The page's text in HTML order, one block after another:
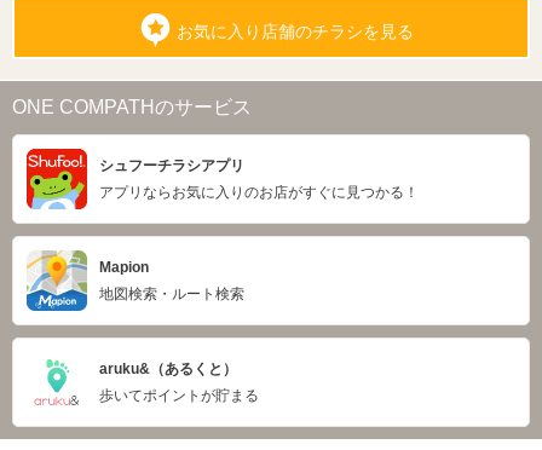
お気に入り店舗のチラシを見る
ONE COMPATHのサービス
シュフーチラシアプリ
アプリならお気に入りのお店がすぐに見つかる！
Mapion
地図検索・ルート検索
aruku&（あるくと）
歩いてポイントが貯まる